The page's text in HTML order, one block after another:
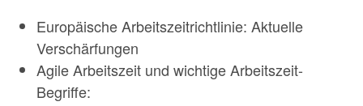
Europäische Arbeitszeitrichtlinie: Aktuelle
Verschärfungen
Agile Arbeitszeit und wichtige Arbeitszeit-
Begriffe: